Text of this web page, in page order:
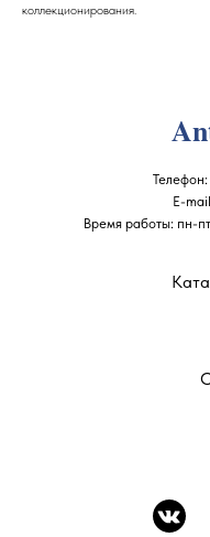
коллекционирования.
Телефон:
E-
Время работы: пн-